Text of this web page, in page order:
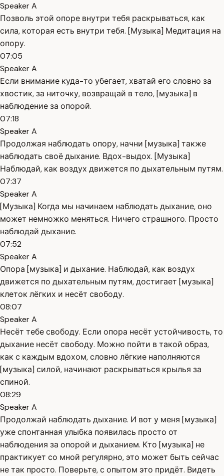
Speaker A
Позволь этой опоре внутри тебя раскрываться, как
сила, которая есть внутри тебя. [Музыка] Медитация на
опору.
07:05
Speaker A
Если внимание куда-то убегает, хватай его словно за
хвостик, за ниточку, возвращай в тело, [музыка] в
наблюдение за опорой.
07:18
Speaker A
Продолжая наблюдать опору, начни [музыка] также
наблюдать своё дыхание. Вдох-выдох. [Музыка]
Наблюдай, как воздух движется по дыхательным путям.
07:37
Speaker A
[Музыка] Когда мы начинаем наблюдать дыхание, оно
может немножко меняться. Ничего страшного. Просто
наблюдай дыхание.
07:52
Speaker A
Опора [музыка] и дыхание. Наблюдай, как воздух
движется по дыхательным путям, достигает [музыка]
клеток лёгких и несёт свободу.
08:07
Speaker A
Несёт тебе свободу. Если опора несёт устойчивость, то
дыхание несёт свободу. Можно пойти в такой образ,
как с каждым вдохом, словно лёгкие наполняются
[музыка] силой, начинают раскрываться крылья за
спиной.
08:29
Speaker A
Продолжай наблюдать дыхание. И вот у меня [музыка]
уже спонтанная улыбка появилась просто от
наблюдения за опорой и дыханием. Кто [музыка] не
практикует со мной регулярно, это может быть сейчас
не так просто. Поверьте, с опытом это придёт. Видеть